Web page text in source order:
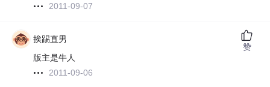
2011-09-07
挨踢直男
版主是牛人
2011-09-06
赞